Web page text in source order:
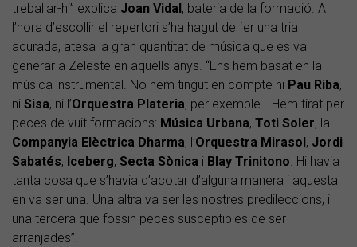
treballar-hi” explica Joan Vidal , bateria de la formació. A
l’hora d’escollir el repertori s’ha hagut de fer una tria
acurada, atesa la gran quantitat de música que es va
generar a Zeleste en aquells anys. “Ens hem basat en la
música instrumental. No hem tingut en compte ni Pau Riba,
ni Sisa, ni l’Orquestra Plateria, per exemple… Hem tirat per
peces de vuit formacions: Música Urbana, Toti Soler, la
Companyia Elèctrica Dharma, l’Orquestra Mirasol , Jordi
Sabatés, Iceberg, Secta Sònica i Blay Trinitono. Hi havia
tanta cosa que s’havia d’acotar d’alguna manera i aquesta
en va ser una. Una altra va ser les nostres predileccions, i
una tercera que fossin peces susceptibles de ser
arranjades”.